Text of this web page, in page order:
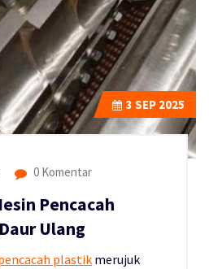
3 SEP 2025
0 Komentar
Pencacah
Ulang
plastik merujuk